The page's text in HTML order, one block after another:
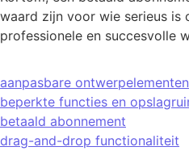
waard zijn voor wie serieus is
professionele en succesvolle
aanpasbare ontwerpelementen
beperkte functies en
betaald abonnement
drag-and-drop functionaliteit